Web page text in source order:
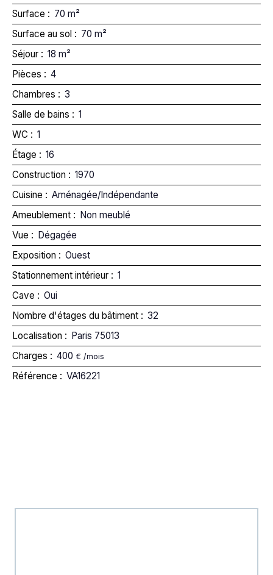
Surface : 70 m²
Surface au sol : 70 m²
Séjour : 18 m²
Pièces : 4
Chambres : 3
Salle de bains : 1
WC : 1
Étage : 16
Construction : 1970
Cuisine : Aménagée/Indépendante
Ameublement : Non meublé
Vue : Dégagée
Exposition : Ouest
Stationnement intérieur : 1
Cave : Oui
Nombre d'étages du bâtiment : 32
Localisation : Paris 75013
Charges : 400 € /mois
Référence : VA16221